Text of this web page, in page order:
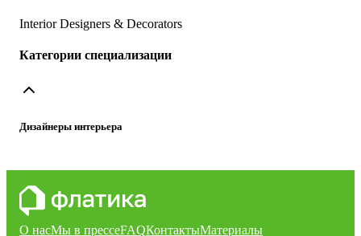
Interior Designers & Decorators
Категории специализации
Дизайнеры интерьера
О насМы в прессеFAQКонтактыМатериалы